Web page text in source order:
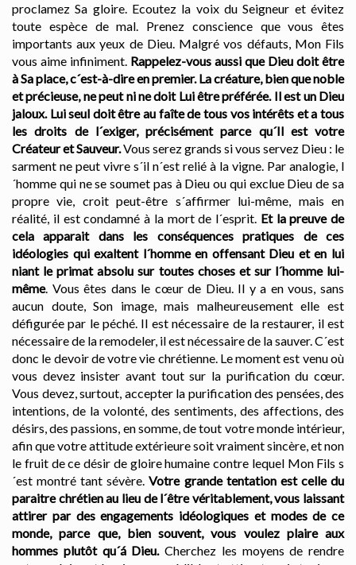
proclamez Sa gloire. Ecoutez la voix du Seigneur et évitez
toute espèce de mal. Prenez conscience que vous êtes
importants aux yeux de Dieu. Malgré vos défauts, Mon Fils
vous aime infiniment. Rappelez-vous aussi que Dieu doit être
à Sa place, c´est-à-dire en premier. La créature, bien que noble
et précieuse, ne peut ni ne doit Lui être préférée. Il est un Dieu
jaloux. Lui seul doit être au faîte de tous vos intérêts et a tous
les droits de l´exiger, précisément parce qu´Il est votre
Créateur et Sauveur.Vous serez grands si vous servez Dieu : le
sarment ne peut vivre s´il n´est relié à la vigne. Par analogie, l
´homme qui ne se soumet pas à Dieu ou qui exclue Dieu de sa
propre vie, croit peut-être s´affirmer lui-même, mais en
réalité, il est condamné à la mort de l´esprit. Et la preuve de
cela apparait dans les conséquences pratiques de ces
idéologies qui exaltent l´homme en offensant Dieu et en lui
niant le primat absolu sur toutes choses et sur l´homme lui-
même. Vous êtes dans le cœur de Dieu. Il y a en vous, sans
aucun doute, Son image, mais malheureusement elle est
défigurée par le péché. Il est nécessaire de la restaurer, il est
nécessaire de la remodeler, il est nécessaire de la sauver. C´est
donc le devoir de votre vie chrétienne. Le moment est venu où
vous devez insister avant tout sur la purification du cœur.
Vous devez, surtout, accepter la purification des pensées, des
intentions, de la volonté, des sentiments, des affections, des
désirs, des passions, en somme, de tout votre monde intérieur,
afin que votre attitude extérieure soit vraiment sincère, et non
le fruit de ce désir de gloire humaine contre lequel Mon Fils s
´est montré tant sévère.Votre grande tentation est celle du
paraitre chrétien au lieu de l´être véritablement, vous laissant
attirer par des engagements idéologiques et modes de ce
monde, parce que, bien souvent, vous voulez plaire aux
hommes plutôt qu´á Dieu. Cherchez les moyens de rendre